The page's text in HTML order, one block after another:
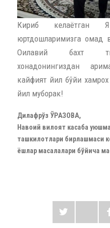
Кириб келаётган
юртдошларимизга омад
Оилавий бахт
хонадонингиздан
кайфият йил бўйи
йил муборак!
Дилафрўз ЎРАЗОВА,
Навоий вилоят касаба
ташкилотлари бирлашмаси
ёшлар масалалари бўйича